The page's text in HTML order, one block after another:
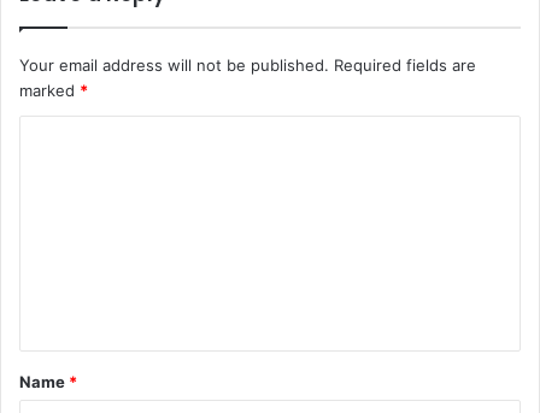
Your email address will not be published. Required fields are
marked *
t
*
Name *